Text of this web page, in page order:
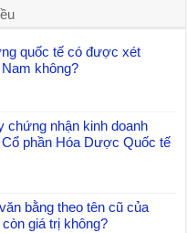
quốc tế có được xét
không?
chứng nhận kinh doanh
phần Hóa Dược Quốc tế
bằng theo tên cũ của
giá trị không?